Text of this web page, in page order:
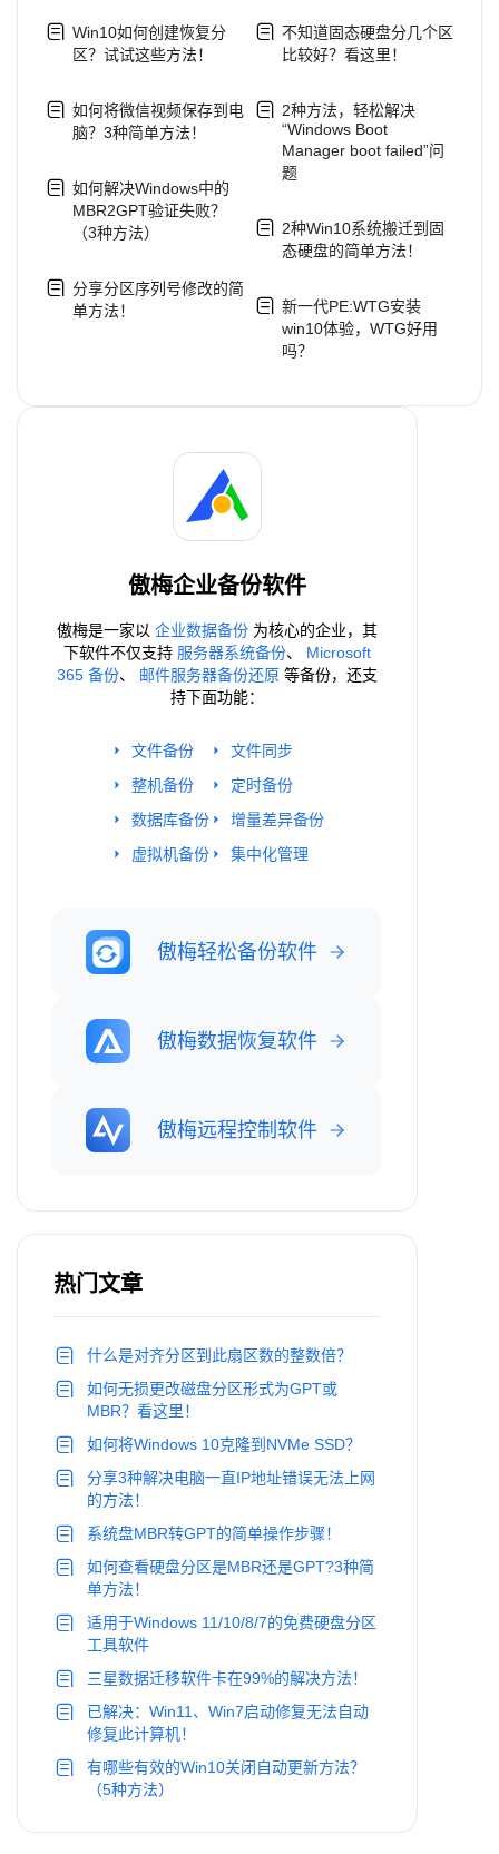
Win10如何创建恢复分
区？试试这些方法！
如何将微信视频保存到电
脑？3种简单方法！
如何解决Windows中的
MBR2GPT验证失败？
（3种方法）
分享分区序列号修改的简
单方法！
不知道固态硬盘分几个区
比较好？看这里！
2种方法，轻松解决
“Windows Boot
Manager boot failed”问
题
2种Win10系统搬迁到固
态硬盘的简单方法！
新一代PE:WTG安装
win10体验，WTG好用
吗？
傲梅企业备份软件
傲梅是一家以 企业数据备份 为核心的企业，其
下软件不仅支持 服务器系统备份、 Microsoft
365 备份、 邮件服务器备份还原 等备份，还支
持下面功能：
文件备份
整机备份
数据库备份
虚拟机备份
文件同步
定时备份
增量差异备份
集中化管理
傲梅轻松备份软件
傲梅数据恢复软件
傲梅远程控制软件
热门文章
什么是对齐分区到此扇区数的整数倍？
如何无损更改磁盘分区形式为GPT或
MBR？看这里！
如何将Windows 10克隆到NVMe SSD？
分享3种解决电脑一直IP地址错误无法上网
的方法！
系统盘MBR转GPT的简单操作步骤！
如何查看硬盘分区是MBR还是GPT?3种简
单方法！
适用于Windows 11/10/8/7的免费硬盘分区
工具软件
三星数据迁移软件卡在99%的解决方法！
已解决：Win11、Win7启动修复无法自动
修复此计算机！
有哪些有效的Win10关闭自动更新方法？
（5种方法）